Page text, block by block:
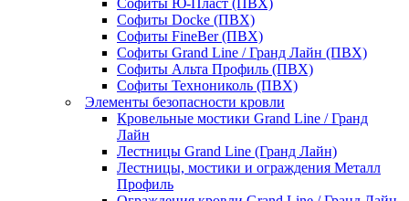
Софиты Ю-Пласт (ПВХ)
Софиты Docke (ПВХ)
Софиты FineBer (ПВХ)
Софиты Grand Line / Гранд Лайн (ПВХ)
Софиты Альта Профиль (ПВХ)
Софиты Технониколь (ПВХ)
Элементы безопасности кровли
Кровельные мостики Grand Line / Гранд
Лайн
Лестницы Grand Line (Гранд Лайн)
Лестницы, мостики и ограждения Металл
Профиль